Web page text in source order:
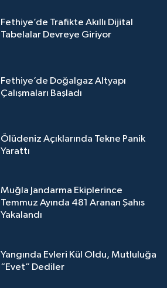
Fethiye’de Trafikte Akıllı Dijital
Tabelalar Devreye Giriyor
Fethiye’de Doğalgaz Altyapı
Çalışmaları Başladı
Ölüdeniz Açıklarında Tekne Panik
Yarattı
Muğla Jandarma Ekiplerince
Temmuz Ayında 481 Aranan Şahıs
Yakalandı
Yangında Evleri Kül Oldu, Mutluluğa
“Evet” Dediler